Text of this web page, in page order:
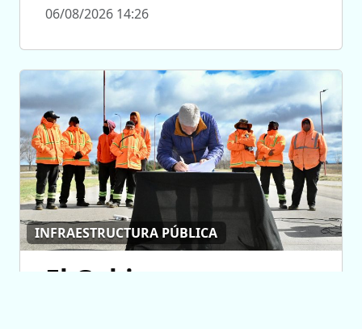
06/08/2026 14:26
INFRAESTRUCTURA PÚBLICA
El Gobierno